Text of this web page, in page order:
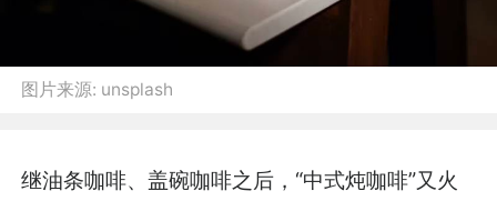
图片来源: unsplash
继油条咖啡、盖碗咖啡之后，“中式炖咖啡”又火